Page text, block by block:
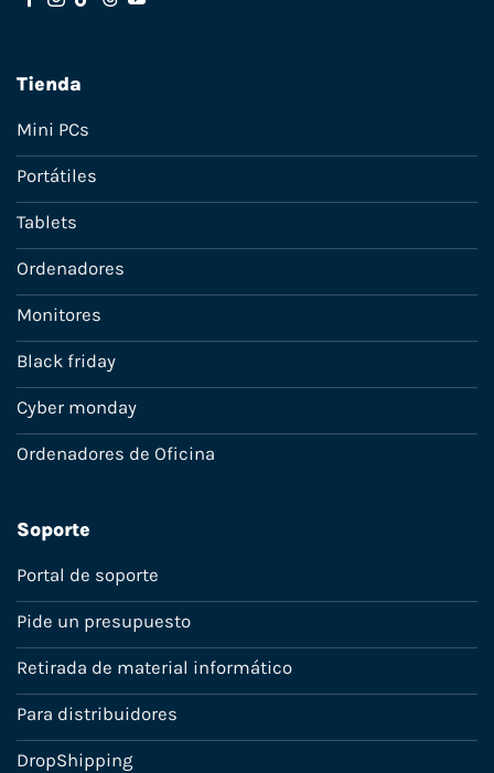
Tienda
Mini PCs
Portátiles
Tablets
Ordenadores
Monitores
Black friday
Cyber monday
Ordenadores de Oficina
Soporte
Portal de soporte
Pide un presupuesto
Retirada de material informático
Para distribuidores
DropShipping